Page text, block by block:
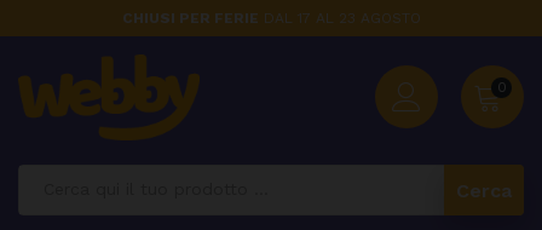
CHIUSI PER FERIE DAL 17 AL 23 AGOSTO
0
Cerca